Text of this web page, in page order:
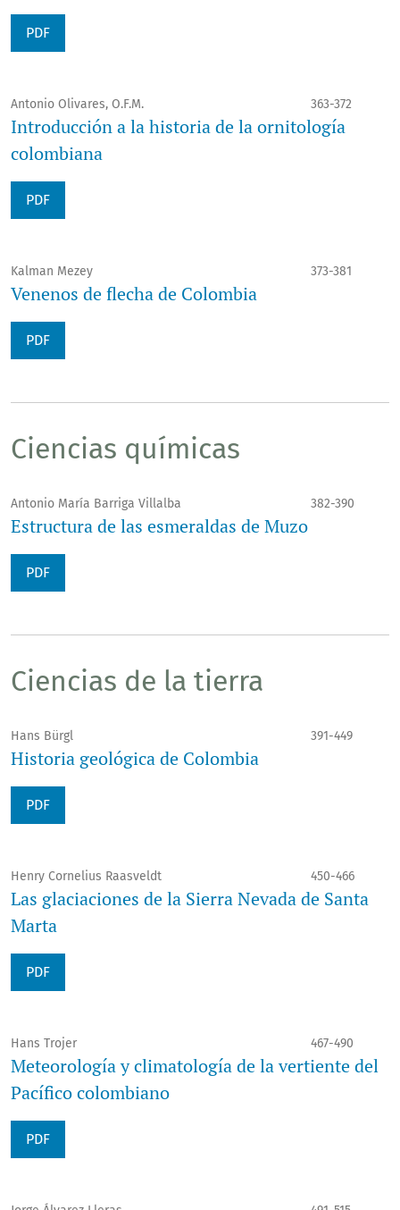
PDF
Antonio Olivares, O.F.M. 363-372
Introducción a la historia de la ornitología
colombiana
PDF
Kalman Mezey 373-381
Venenos de flecha de Colombia
PDF
Ciencias químicas
Antonio María Barriga Villalba 382-390
Estructura de las esmeraldas de Muzo
PDF
Ciencias de la tierra
Hans Bürgl 391-449
Historia geológica de Colombia
PDF
Henry Cornelius Raasveldt 450-466
Las glaciaciones de la Sierra Nevada de Santa
Marta
PDF
Hans Trojer 467-490
Meteorología y climatología de la vertiente del
Pacífico colombiano
PDF